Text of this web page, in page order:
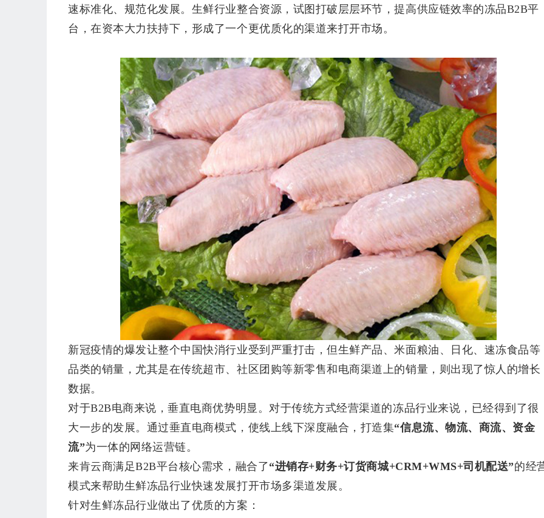
速标准化、规范化发展。生鲜行业整合资源，试图打破层层环节，提高供应链效率的冻品B2B平
台，在资本大力扶持下，形成了一个更优质化的渠道来打开市场。
新冠疫情的爆发让整个中国快消行业受到严重打击，但生鲜产品、米面粮油、日化、速冻食品等
品类的销量，尤其是在传统超市、社区团购等新零售和电商渠道上的销量，则出现了惊人的增长
数据。
对于B2B电商来说，垂直电商优势明显。对于传统方式经营渠道的冻品行业来说，已经得到了很
大一步的发展。通过垂直电商模式，使线上线下深度融合，打造集“信息流、物流、商流、资金
流”为一体的网络运营链。
来肯云商满足B2B平台核心需求，融合了“进销存+财务+订货商城+CRM+WMS+司机配送”的经
模式来帮助生鲜冻品行业快速发展打开市场多渠道发展。
针对生鲜冻品行业做出了优质的方案：